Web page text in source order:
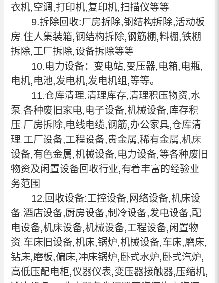
衣机,空调,打印机,复印机,扫描仪等等
9.拆除回收:厂房拆除,钢结构拆除,活动板
房,住人集装箱,钢结构拆除,钢筋棚,料棚,铁棚
拆除,工厂拆除,设备拆除等等
10.电力设备：变电站,变压器,电箱,电瓶,
电机,电池,发电机,发电机组,等等。
11.仓库清理:清理库存,清理积压物资,水
泵,各种废旧家电,电子设备,机械设备,库存积
压,厂房拆除,电线电缆,钢筋,办公家具,仓库清
理,工厂设备,工程设备,贵金属,稀有金属,机床
设备,有色金属,机械设备,电力设备,等各种废旧
物资及闲置设备回收行业,有着丰富的经验业
务范围
12.回收设备:工控设备,网络设备,机床设
备,酒店设备,厨房设备,制冷设备,发电设备,配
电设备,机床设备,机械设备,工程设备,闲置物
资,车床旧设备,机床,锅炉,机械设备,车床,磨床,
钻床,磨板,偏床,冲床锅炉,卧式水炉,卧式汽炉,
高低压配电柜,仪器仪表,变压器接触器,压缩机,